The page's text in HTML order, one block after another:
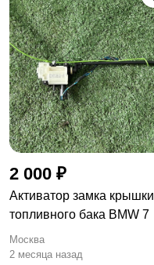
2 000 ₽
Активатор замка крышки
топливного бака BMW 7
Москва
2 месяца назад